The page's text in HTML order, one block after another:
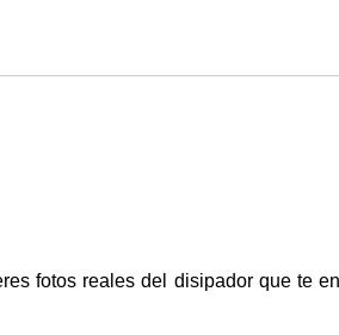
fotos reales del disipador que te